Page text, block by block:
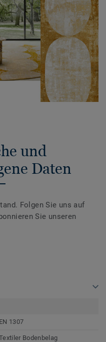
und
Daten
Folgen Sie uns auf
Sie unseren
EN 1307
Bodenbelag